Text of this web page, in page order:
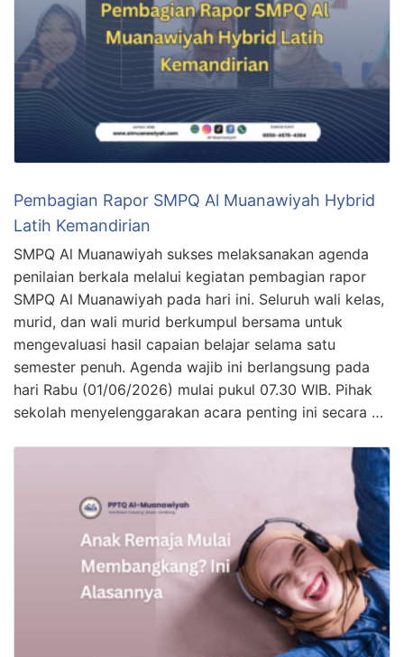
Pembagian Rapor SMPQ Al Muanawiyah Hybrid
Latih Kemandirian
SMPQ Al Muanawiyah sukses melaksanakan agenda
penilaian berkala melalui kegiatan pembagian rapor
SMPQ Al Muanawiyah pada hari ini. Seluruh wali kelas,
murid, dan wali murid berkumpul bersama untuk
mengevaluasi hasil capaian belajar selama satu
semester penuh. Agenda wajib ini berlangsung pada
hari Rabu (01/06/2026) mulai pukul 07.30 WIB. Pihak
sekolah menyelenggarakan acara penting ini secara …